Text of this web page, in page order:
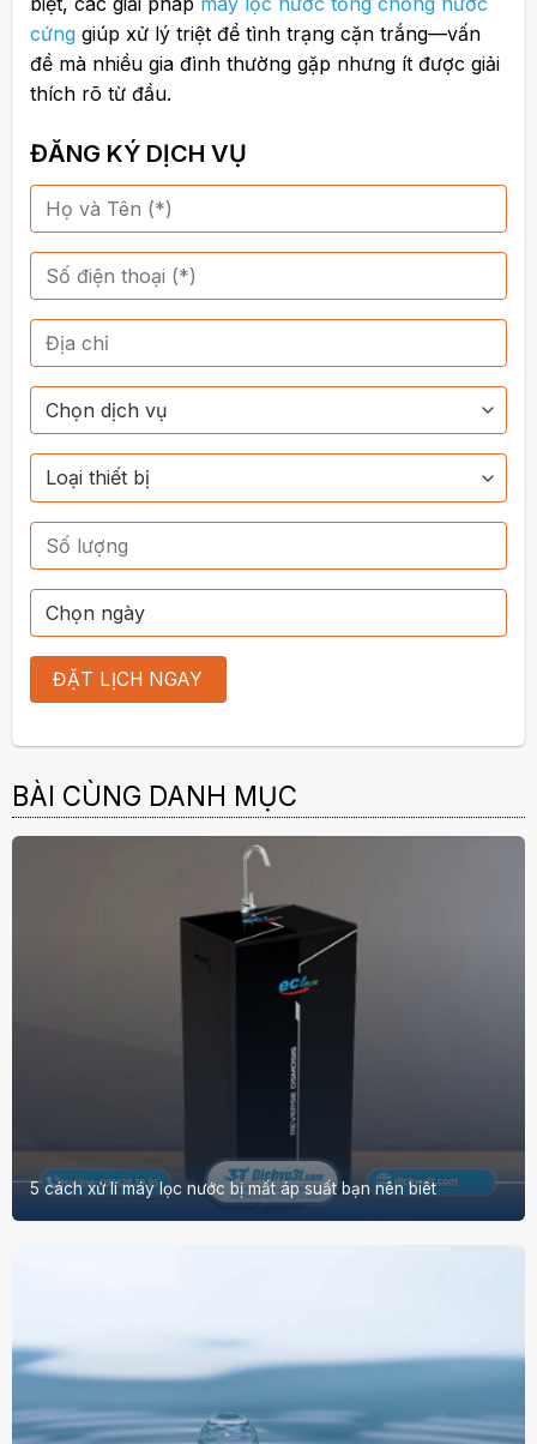
cứnggiúp xử lý triệt để tình trạng cặn trắng—vấn
đề mà nhiều gia đình thường gặp nhưng ít được giải
thích rõ từ đầu.
ĐĂNG KÝ DỊCH VỤ
BÀI CÙNG DANH MỤC
5 cách xử lí máy lọc nước bị mất áp suất bạn nên biêt